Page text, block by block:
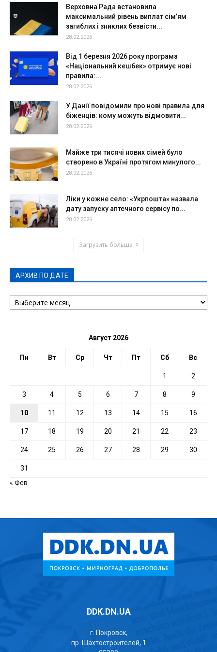
Верховна Рада встановила
максимальний рівень виплат сім’ям
загиблих і зниклих безвісти...
28.02.2026
Від 1 березня 2026 року програма
«Національний кешбек» отримує нові
правила:...
28.02.2026
У Данії повідомили про нові правила для
біженців: кому можуть відмовити...
28.02.2026
Майже три тисячі нових сімей було
створено в Україні протягом минулого...
28.02.2026
Ліки у кожне село: «Укрпошта» назвала
дату запуску аптечного сервісу по...
28.02.2026
Загрузить больше
АРХИВ ПО ДАТЕ
АРХИВ
ПО
Август 2026
Пн Вт Ср Чт Пт Сб Вс
1 2
3 4 5 6 7 8 9
10 11 12 13 14 15 16
17 18 19 20 21 22 23
24 25 26 27 28 29 30
31
« Фев
DDK.DN.UA
г. Покровск,
пр. Шахтостроителей, 1